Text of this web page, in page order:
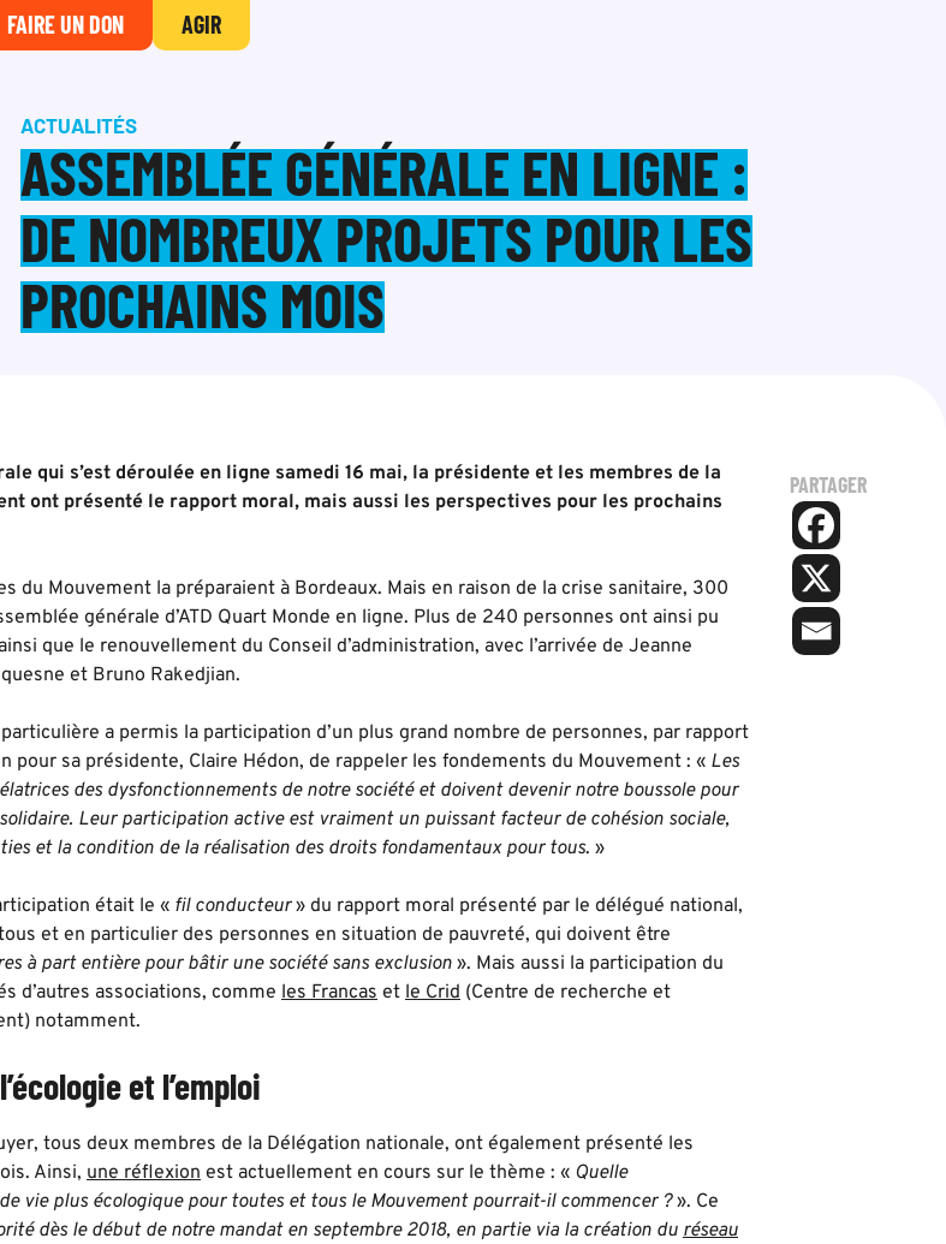
FAIRE UN DON AGIR
ACTUALITÉS
ASSEMBLÉE GÉNÉRALE EN LIGNE :
DE NOMBREUX PROJETS POUR LES
PROCHAINS MOIS
qui s’est déroulée en ligne samedi 16 mai, la présidente et les membres de la
ont présenté le rapport moral, mais aussi les perspectives pour les prochains
du Mouvement la préparaient à Bordeaux. Mais en raison de la crise sanitaire, 300
générale d’ATD Quart Monde en ligne. Plus de 240 personnes ont ainsi pu
que le renouvellement du Conseil d’administration, avec l’arrivée de Jeanne
et Bruno Rakedjian.
a permis la participation d’un plus grand nombre de personnes, par rapport
pour sa présidente, Claire Hédon, de rappeler les fondements du Mouvement : « Les
des dysfonctionnements de notre société et doivent devenir notre boussole pour
Leur participation active est vraiment un puissant facteur de cohésion sociale,
et la condition de la réalisation des droits fondamentaux pour tous. »
était le « fil conducteur» du rapport moral présenté par le délégué national,
et en particulier des personnes en situation de pauvreté, qui doivent être
à part entière pour bâtir une société sans exclusion ». Mais aussi la participation du
d’autres associations, comme les Francas et le Crid (Centre de recherche et
notamment.
et l’emploi
tous deux membres de la Délégation nationale, ont également présenté les
Ainsi, une réflexion est actuellement en cours sur le thème : « Quelle
vie plus écologique pour toutes et tous le Mouvement pourrait-il commencer ?». Ce
dès le début de notre mandat en septembre 2018, en partie via la création du réseau
PARTAGER